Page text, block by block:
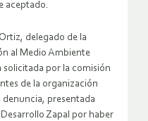
aceptado.
delegado de la
al Medio Ambiente
por la comisión
de la organización
denuncia, presentada
Zapal por haber